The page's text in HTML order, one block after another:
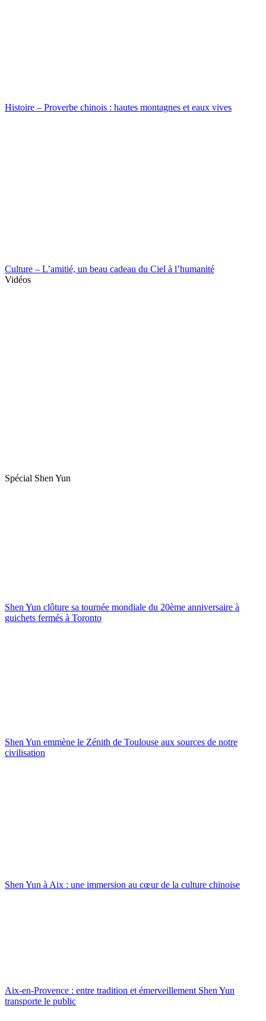
Histoire – Proverbe chinois : hautes montagnes et eaux vives
Culture – L’amitié, un beau cadeau du Ciel à l’humanité
Vidéos
Spécial Shen Yun
Shen Yun clôture sa tournée mondiale du 20ème anniversaire à
guichets fermés à Toronto
Shen Yun emmène le Zénith de Toulouse aux sources de notre
civilisation
Shen Yun à Aix : une immersion au cœur de la culture chinoise
Aix-en-Provence : entre tradition et émerveillement Shen Yun
transporte le public